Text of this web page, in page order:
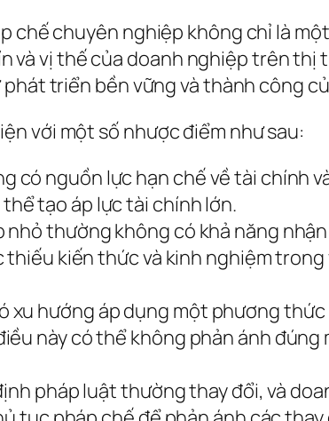
chế chuyên nghiệp không chỉ là
và vị thế của doanh nghiệp trên thị
triển bền vững và thành công
với một số nhược điểm như sau:
có nguồn lực hạn chế về tài chính
tạo áp lực tài chính lớn.
thường không có khả năng
kiến thức và kinh nghiệm
hướng áp dụng một phương
này có thể không phản ánh
pháp luật thường thay đổi, và